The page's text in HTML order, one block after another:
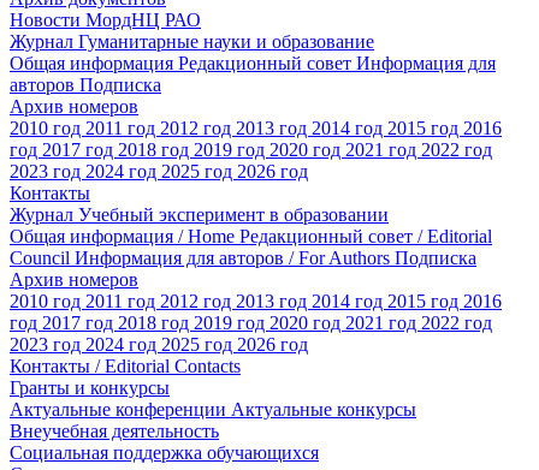
Новости МордНЦ РАО
Журнал Гуманитарные науки и образование
Общая информация Редакционный совет Информация для
авторов Подписка
Архив номеров
2010 год 2011 год 2012 год 2013 год 2014 год 2015 год 2016
год 2017 год 2018 год 2019 год 2020 год 2021 год 2022 год
2023 год 2024 год 2025 год 2026 год
Контакты
Журнал Учебный эксперимент в образовании
Общая информация / Home Редакционный совет / Editorial
Council Информация для авторов / For Authors Подписка
Архив номеров
2010 год 2011 год 2012 год 2013 год 2014 год 2015 год 2016
год 2017 год 2018 год 2019 год 2020 год 2021 год 2022 год
2023 год 2024 год 2025 год 2026 год
Контакты / Editorial Contacts
Гранты и конкурсы
Актуальные конференции Актуальные конкурсы
Внеучебная деятельность
Социальная поддержка обучающихся